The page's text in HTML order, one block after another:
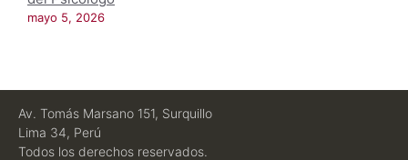
mayo 5, 2026
Av. Tomás Marsano 151, Surquillo
Lima 34, Perú
Todos los derechos reservados.